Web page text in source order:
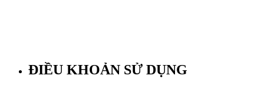
ĐIỀU KHOẢN SỬ DỤNG